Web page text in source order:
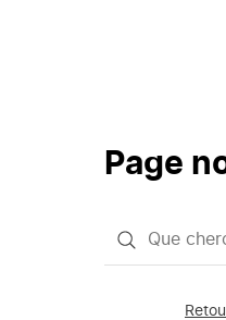
Page
Qu'est-